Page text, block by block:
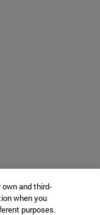
and third-
when you
purposes.